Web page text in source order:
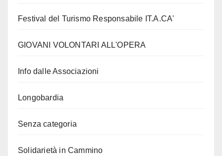
Festival del Turismo Responsabile IT.A.CA'
GIOVANI VOLONTARI ALL'OPERA
Info dalle Associazioni
Longobardia
Senza categoria
Solidarietà in Cammino